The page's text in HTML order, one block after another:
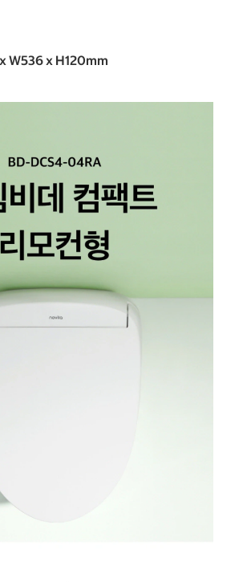
W536 x H120mm